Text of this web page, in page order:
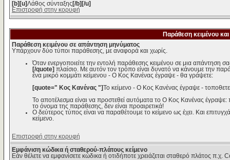
[b][u] Λάθος σύνταξης [/b][/u]
Επιστροφή στην κορυφή
Παράθεση κειμένου
Παράθεση κειμένου σε απάντηση μηνύματος
Υπάρχουν δύο τύποι παράθεσης, με αναφορά και χωρίς.
Όταν ενεργοποιείτε την εντολή παράθεσης κειμένου σε μια απάντηση
[/quote] πλαίσιο. Με αυτόν τον τρόπο είναι δυνατό να κάνουμε την
ένα μικρό κομμάτι κείμενου - Ο Κος Κανένας έγραψε - θα γράψετε:
[quote=" Κος Κανένας "]Το κείμενο - Ο Κος Κανένας έγραψε -
Το αποτέλεσμα είναι να προστεθεί αυτόματα το Ο Κος Κανένας
το όνομα της παράθεσης, δεν είναι προαιρετικά!
Ο δεύτερος τύπος είναι να παραθέτουμε το κείμενο ως έχει. Και
κείμενο.
Επιστροφή στην κορυφή
Εμφάνιση κώδικα ή σταθερού-πλάτους κείμενο
Εάν θέλετε να εμφανίσετε κώδικα ή οτιδήποτε χρειάζεται σταθερό πλάτος π.χ.